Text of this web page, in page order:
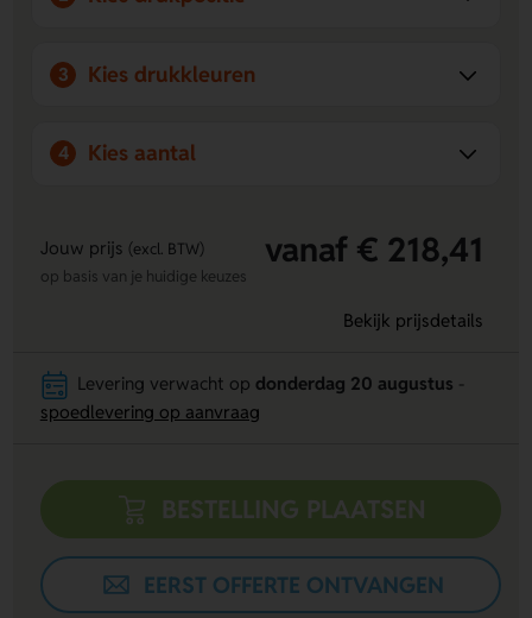
3 Kies drukkleuren
4 Kies aantal
Jouw prijs (excl. BTW) vanaf € 218,41
op basis van je huidige keuzes
Bekijk prijsdetails
Levering verwacht op donderdag 20 augustus
spoedlevering op aanvraag
BESTELLING PLAATSEN
EERST OFFERTE ONTVANGEN